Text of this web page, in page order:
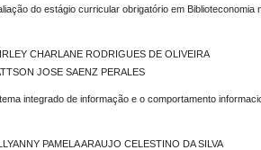
do estágio curricular obrigatório em
CHARLANE RODRIGUES DE OLIVEIRA
JOSE SAENZ PERALES
integrado de informação e o comportamento
PAMELA ARAUJO CELESTINO DA SILVA